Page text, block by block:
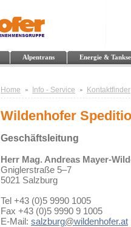
Alpentrans Energie &
Home Info - Service Kontaktfinder
Wildenhofer
Geschäftsleitung
Herr Mag. Andreas Mayer-
Gniglerstraße 5–7
5021 Salzburg
Tel +43 (0)5 9990 1005
Fax +43 (0)5 9990 9 1005
E-Mail: salzburg@wildenhofer.at